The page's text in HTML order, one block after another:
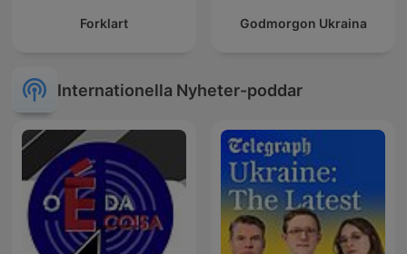
Forklart Godmorgon Ukraina
Internationella Nyheter-poddar